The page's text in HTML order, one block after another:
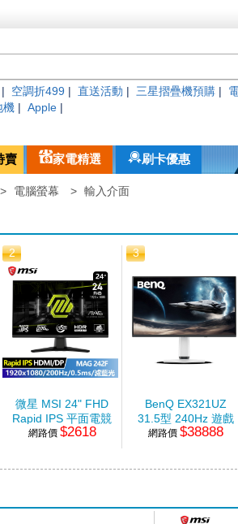
空調折499 直送活動 三星摺疊機預購
機 Apple
賣 家電精選 刷卡優惠
> 電腦螢幕 > 輸入介面
2
微星 MSI 24" FHD
Rapid IPS 平面電競
螢幕
(1920x1080/200Hz/0.5ms)
網路價 $2618
3
BenQ EX321UZ
31.5型 240Hz 遊戲
護眼螢幕
網路價$38888